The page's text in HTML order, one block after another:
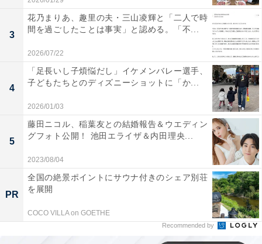
3
花乃まりあ、趣里の夫・三山凌輝と「二人で時
間を過ごしたことは事実」と認める。「不...
2026/07/22
4
「足長いし子煩悩だし」イケメンバレー選手、
子どもたちとのディズニーショットに「か...
2026/01/03
5
藤田ニコル、稲葉友との結婚報告＆ウエディン
グフォト公開！ 池田エライザ＆内田理央...
2023/08/04
PR
全国の絶景ポイントにサウナ付きのシェア別荘
を展開
COCO VILLA on GOETHE
Recommended by